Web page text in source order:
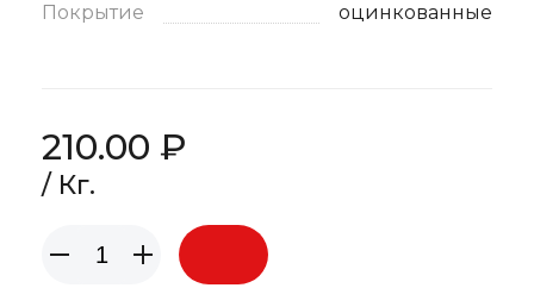
Покрытие оцинкованные
210.00 ₽
/ Кг.